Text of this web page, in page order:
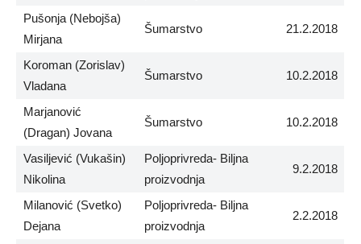
Pušonja (Nebojša)
Mirjana
Šumarstvo 21.2.2018
Koroman (Zorislav)
Vladana
Šumarstvo 10.2.2018
Marjanović
(Dragan) Jovana
Šumarstvo 10.2.2018
Vasiljević (Vukašin)
Nikolina
Poljoprivreda- Biljna
proizvodnja
9.2.2018
Milanović (Svetko)
Dejana
Poljoprivreda- Biljna
proizvodnja
2.2.2018